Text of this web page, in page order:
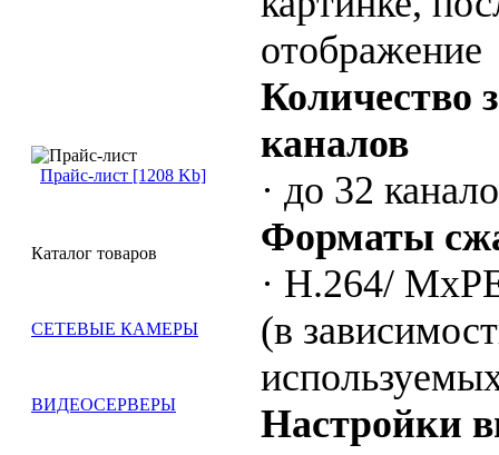
Прайс-лист [1208 Kb]
Каталог товаров
СЕТЕВЫЕ КАМЕРЫ
ВИДЕОСЕРВЕРЫ
отображение
Количество
каналов
· до 32
Форматы
· H.264/
(в
Настройки